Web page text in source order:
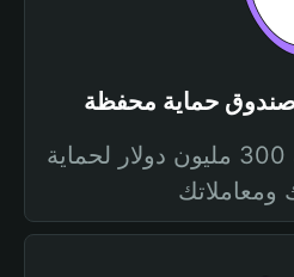
صندوق حماية بقيمة 300 مليون دولار لحماية